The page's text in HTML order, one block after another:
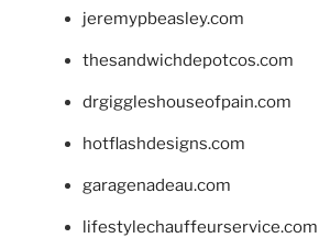
jeremypbeasley.com
thesandwichdepotcos.com
drgiggleshouseofpain.com
hotflashdesigns.com
garagenadeau.com
lifestylechauffeurservice.com